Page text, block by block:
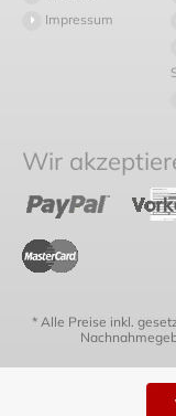
Impressum
Wir
* Alle Preise inkl.